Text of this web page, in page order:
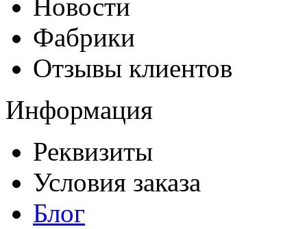
Новости
Фабрики
Отзывы клиентов
Информация
Реквизиты
Условия заказа
Блог